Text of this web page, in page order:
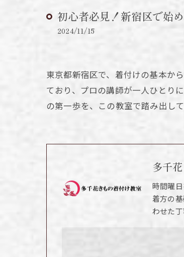
初心者必見！新宿区で始
2024/11/15
東京都新宿区で、着付けの基本か
ており、プロの講師が一人ひとり
の第一歩を、この教室で踏み出し
多千
時間曜
着方の
わせた